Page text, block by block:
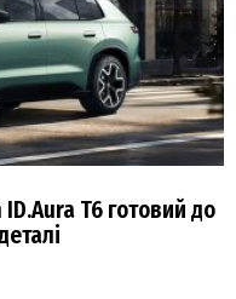
T6 готовий до